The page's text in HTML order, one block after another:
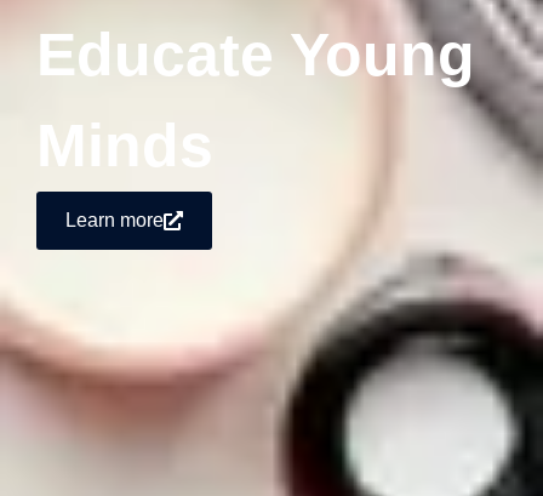
Educate Young
Minds
Learn more